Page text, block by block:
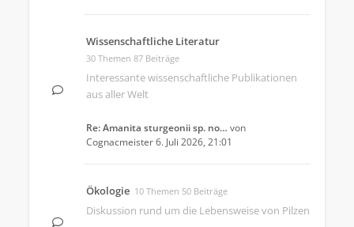
Wissenschaftliche Literatur
30 Themen 87 Beiträge
Interessante wissenschaftliche Publikationen
aus aller Welt
Re: Amanita sturgeonii sp. no… von
Cognacmeister6. Juli 2026, 21:01
Ökologie 10 Themen 50 Beiträge
Diskussion rund um die Lebensweise von Pilzen